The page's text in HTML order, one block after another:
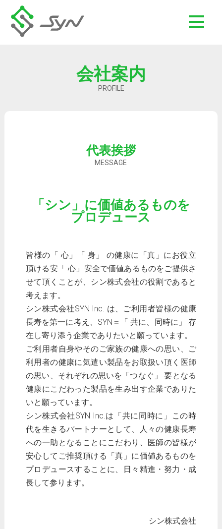
会社案内
PROFILE
代表挨拶
MESSAGE
「シン」に価値あるものを
プロデュース
皆様の「 心」「 身」 の健康に「真」にお役立
頂ける安「 心」安全で価値あるものをご提供さ
せて頂くことが、シン株式会社の役割であると
考えます。
シン株式会社SYN Inc. は、ご利用者皆様の健康
長寿を第一に考え、SYN＝「 共に、同時に」 存
在し寄り添う企業でありたいと願っています。
ご利用者自身やそのご家族の健康への思い、ご
利用者の健康に気遣い製品をお取扱い頂く医師
の思い、それぞれの思いを「つなぐ」 要となる
健康にこだわった製品を生み出す企業でありた
いと願っています。
シン株式会社SYN Inc.は「共に同時に」この時
代を生きるパートナーとして、人々の健康長寿
への一助となることにこだわり、医師の皆様が
安心してご推奨頂ける「真」に価値あるものを
プロデュースすることに、日々精進・努力・成
長して参ります。
シン株式会社